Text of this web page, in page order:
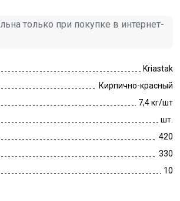
только при покупке в интернет-
Kriastak
Кирпично-красный
7,4 кг/шт
шт.
420
330
10